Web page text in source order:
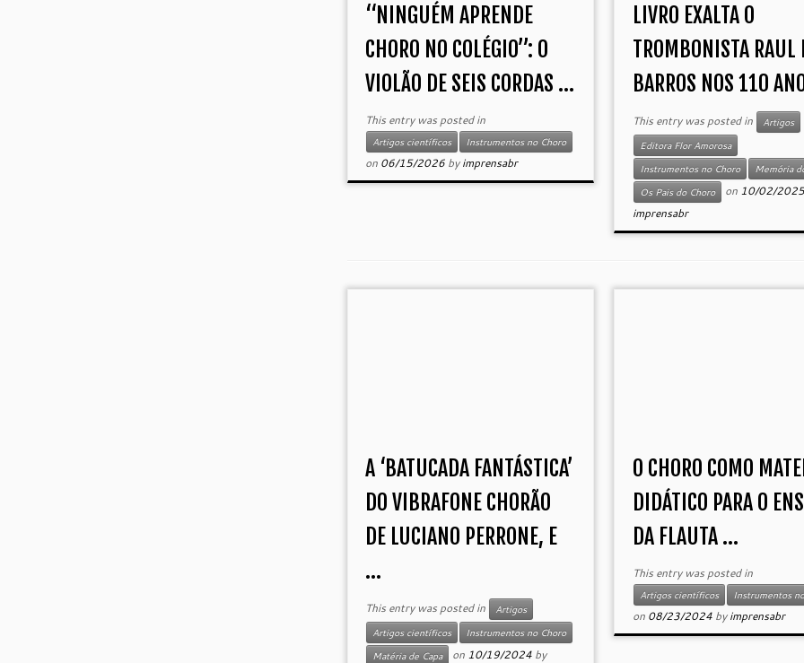
“NINGUÉM APRENDE
CHORO NO COLÉGIO”: O
VIOLÃO DE SEIS CORDAS ...
This entry was posted in
Artigos científicos Instrumentos no Choro
on 06/15/2026 byimprensabr
LIVRO EXALTA O
TROMBONISTA RAUL
BARROS NOS 110
This entry was posted in
Artigos
Editora Flor Amorosa
Instrumentos no Choro
Memória
Os Pais do Choro
on 10/02/2025
imprensabr
A ‘BATUCADA FANTÁSTICA’
DO VIBRAFONE CHORÃO
DE LUCIANO PERRONE, E
...
This entry was posted in
Artigos
Artigos científicos
Instrumentos no Choro
Matéria de Capa
on 10/19/2024 by
O CHORO COMO
DIDÁTICO PARA O
DA FLAUTA ...
This entry was posted in
Artigos científicos Instrumentos
on 08/23/2024 byimprensabr